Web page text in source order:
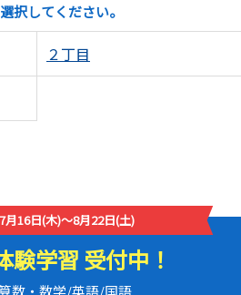
択してください。
２丁目
月16日(木)～8月22日(土)
験学習 受付中！
算数・数学/英語/国語